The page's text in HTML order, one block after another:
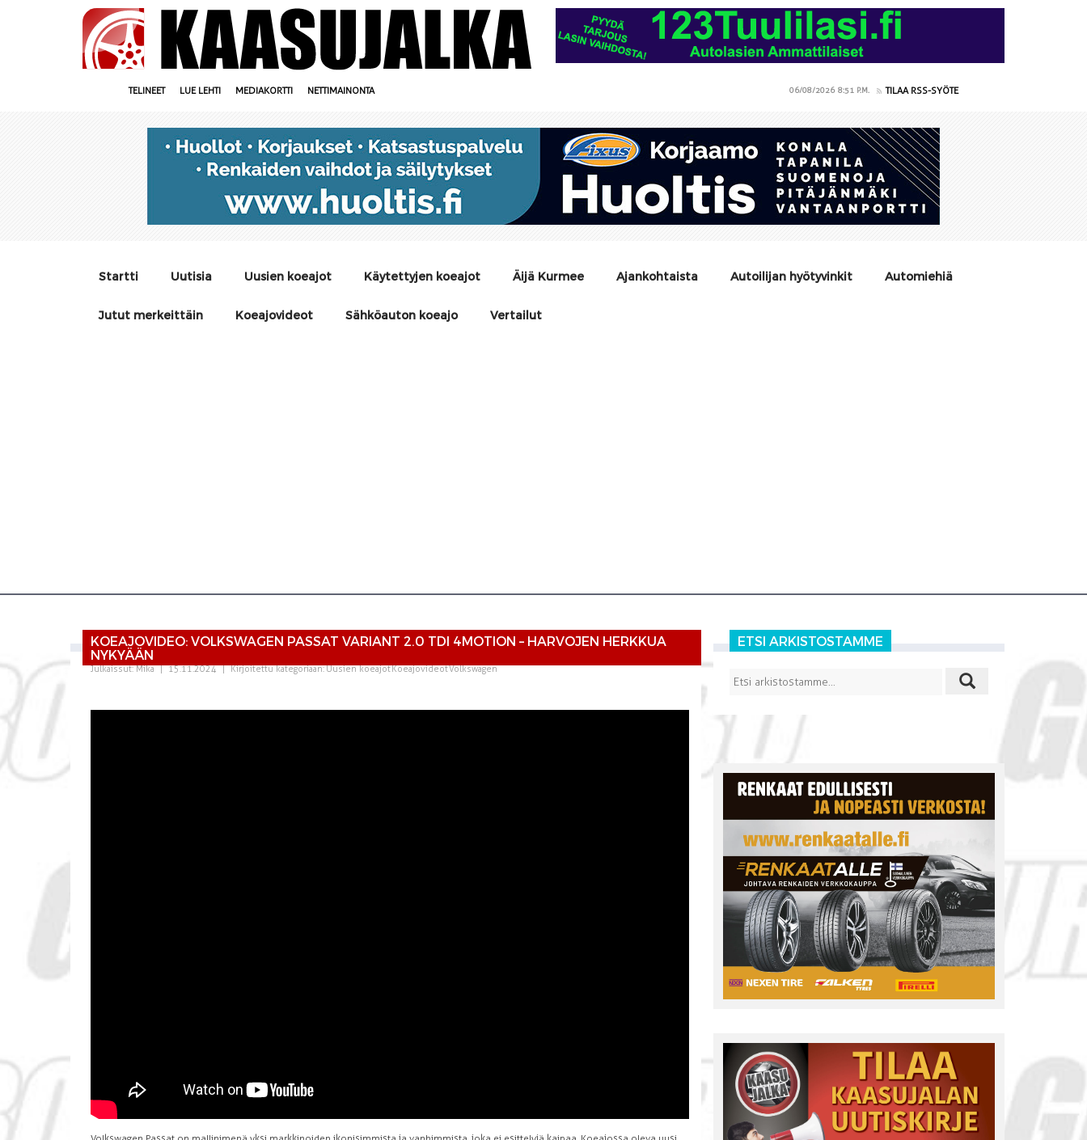
TELINEET LUE LEHTI MEDIAKORTTI NETTIMAINONTA 06/08/2026 8:51 P.M. TILAA RSS-SYÖTE
Startti Uutisia Uusien koeajot Käytettyjen koeajot Äijä Kurmee Ajankohtaista Autoilijan hyötyvinkit Automiehiä
Jutut merkeittäin Koeajovideot Sähköauton koeajo Vertailut
KOEAJOVIDEO: VOLKSWAGEN PASSAT VARIANT 2.0 TDI 4MOTION – HARVOJEN HERKKUA
NYKYÄÄN
Julkaissut: Mika 15.11.2024 Kirjoitettu kategoriaan: Uusien koeajot KoeajovideotVolkswagen
ETSI ARKISTOSTAMME